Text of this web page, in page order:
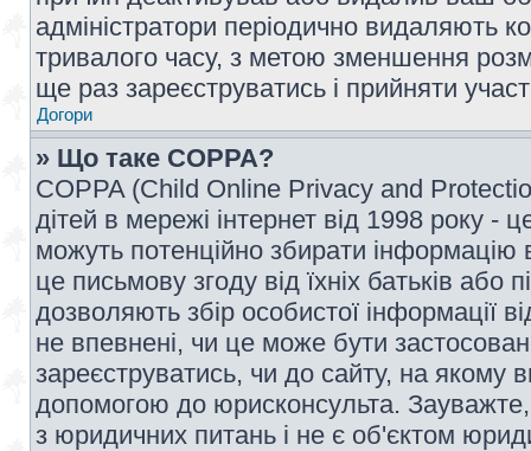
адміністратори періодично видаляють
тривалого часу, з метою зменшення
ще раз зареєструватись і прийняти
Догори
» Що таке COPPA?
COPPA (Child Online Privacy and
дітей в мережі інтернет від 1998 року -
можуть потенційно збирати інформацію
це письмову згоду від їхніх батьків або
дозволяють збір особистої інформації
не впевнені, чи це може бути
зареєструватись, чи до сайту, на якому
допомогою до юрисконсульта.
з юридичних питань і не є об'єктом